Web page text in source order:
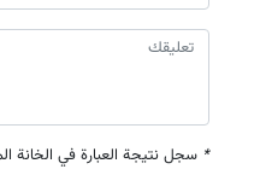
* سجل نتيجة العبارة في الخانة